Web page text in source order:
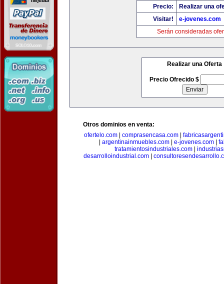
Precio:
Realizar una
Visitar!
e-jovenes.com
Serán consideradas
Realizar una Oferta
Precio Ofrecido $
Otros dominios en venta:
ofertelo.com| comprasencasa.com|
argentinainmuebles.com| e-jovenes.com|
tratamientosindustriales.com
desarrolloindustrial.com|